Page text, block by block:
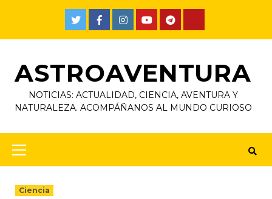
ASTROAVENTURA
NOTICIAS: ACTUALIDAD, CIENCIA, AVENTURA Y
NATURALEZA. ACOMPÁÑANOS AL MUNDO CURIOSO
Ciencia